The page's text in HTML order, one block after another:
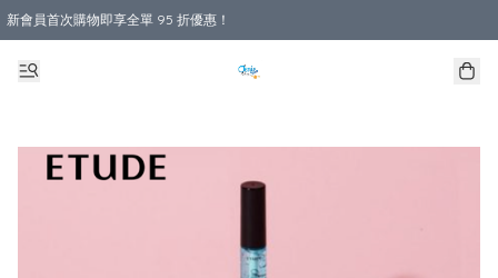
新會員首次購物即享全單 95 折優惠！
購物滿 HKD 800.00即享免運費優惠！（適用於 本地送貨、本地取貨 )